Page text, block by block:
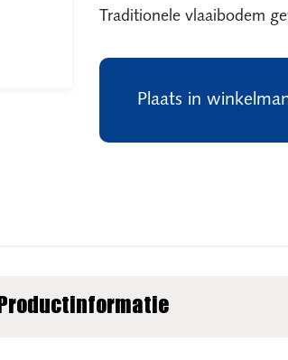
Traditionele vlaaibodem
Plaats in
Productinformatie